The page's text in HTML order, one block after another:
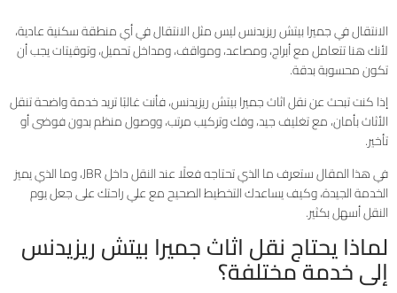
الانتقال في جميرا بيتش ريزيدنس ليس مثل الانتقال في أي منطقة سكنية عادية،
لأنك هنا تتعامل مع أبراج، ومصاعد، ومواقف، ومداخل تحميل، وتوقيتات يجب أن
تكون محسوبة بدقة.
إذا كنت تبحث عن نقل اثاث جميرا بيتش ريزيدنس، فأنت غالبًا تريد خدمة واضحة تنقل
الأثاث بأمان، مع تغليف جيد، وفك وتركيب مرتب، ووصول منظم بدون فوضى أو
تأخير.
في هذا المقال ستعرف ما الذي تحتاجه فعلًا عند النقل داخل JBR، وما الذي يميز
الخدمة الجيدة، وكيف يساعدك التخطيط الصحيح مع علي راحتك على جعل يوم
النقل أسهل بكثير.
لماذا يحتاج نقل اثاث جميرا بيتش ريزيدنس
إلى خدمة مختلفة؟